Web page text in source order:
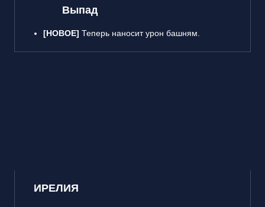
Выпад
[НОВОЕ] Теперь наносит урон башням.
ИРЕЛИЯ